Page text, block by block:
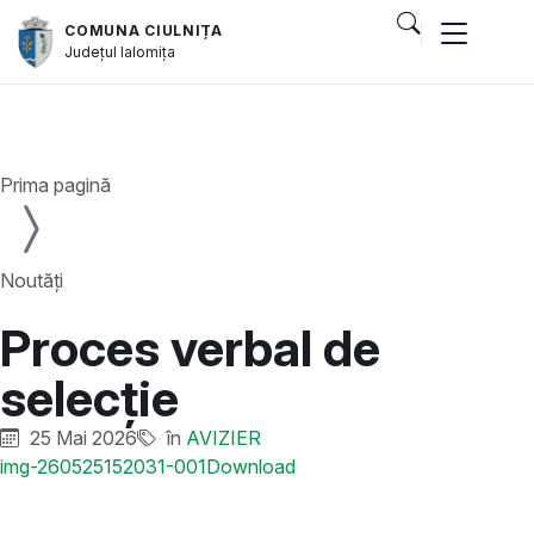
COMUNA CIULNIȚA
JudețulIalomița
Prima pagină
Noutăți
Proces verbal de
selecție
25 Mai 2026 în AVIZIER
img-260525152031-001Download